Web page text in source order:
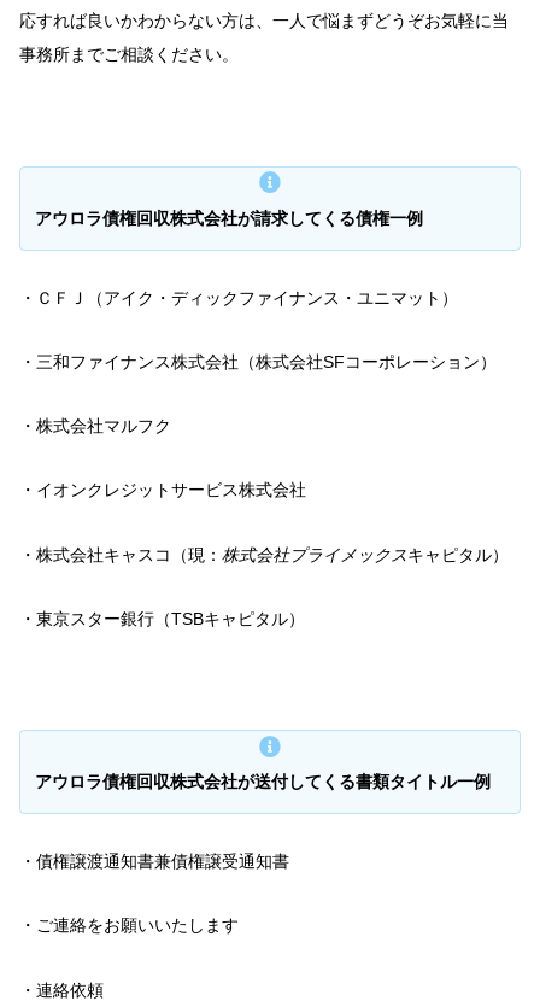
応すれば良いかわからない方は、一人で悩まずどうぞお気軽に当
事務所までご相談ください。
アウロラ債権回収株式会社が請求してくる債権一例
・ＣＦＪ（アイク・ディックファイナンス・ユニマット）
・三和ファイナンス株式会社（株式会社SFコーポレーション）
・株式会社マルフク
・イオンクレジットサービス株式会社
・株式会社キャスコ（現： 株式会社プライメックスキャピタル）
・東京スター銀行（TSBキャピタル）
アウロラ債権回収株式会社が送付してくる書類タイトル一例
・債権譲渡通知書兼債権譲受通知書
・ご連絡をお願いいたします
・連絡依頼